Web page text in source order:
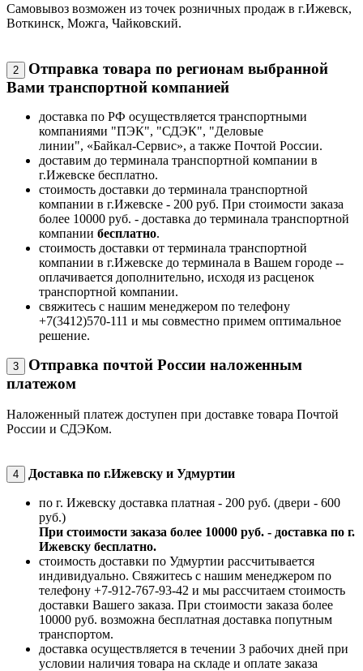
Самовывоз возможен из точек розничных продаж в г.Ижевск,
Воткинск, Можга, Чайковский.
2
Отправка товара по регионам выбранной
Вами транспортной компанией
доставка по РФ осуществляется транспортными
компаниями "ПЭК", "СДЭК", "Деловые
линии", «Байкал-Сервис», а также Почтой России.
доставим до терминала транспортной компании в
г.Ижевске бесплатно.
стоимость доставки до терминала транспортной
компании в г.Ижевске - 200 руб. При стоимости заказа
более 10000 руб. - доставка до терминала транспортной
компании бесплатно.
стоимость доставки от терминала транспортной
компании в г.Ижевске до терминала в Вашем городе --
оплачивается дополнительно, исходя из расценок
транспортной компании.
свяжитесь с нашим менеджером по телефону
+7(3412)570-111 и мы совместно примем оптимальное
решение.
3
Отправка почтой России наложенным
платежом
Наложенный платеж доступен при доставке товара Почтой
России и СДЭКом.
4 Доставка по г.Ижевску и Удмуртии
по г. Ижевску доставка платная - 200 руб. (двери - 600
руб.)
При стоимости заказа более 10000 руб. - доставка по г.
Ижевску бесплатно.
стоимость доставки по Удмуртии рассчитывается
индивидуально. Свяжитесь с нашим менеджером по
телефону +7-912-767-93-42 и мы рассчитаем стоимость
доставки Вашего заказа. При стоимости заказа более
10000 руб. возможна бесплатная доставка попутным
транспортом.
доставка осуществляется в течении 3 рабочих дней при
условии наличия товара на складе и оплате заказа